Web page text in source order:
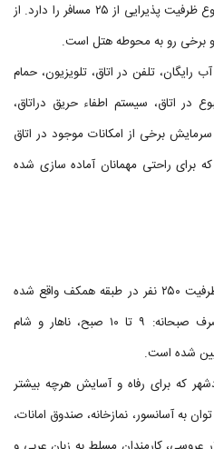
تقسیم بندی شده است. هتل در مجموع ظرفیت پذیرایی از ۲۵ مسافر را دارد. از
و برخی رو به محوطه هتل است.
رایگان، تلفن در اتاق، تلویزیون، حمام
در اتاق، سیستم اطفاء حریق دراتاق،
برخی از امکانات موجود در اتاق
برای راحتی مهمانان آماده سازی شده
رستوران هتل پوریا عجم آزادشهر با ظرفیت ۲۵۰ نفر در طبقه همکف واقع شده
است. ساعت کاری رستوران برای صرف صبحانه: ۹ تا ۱۰ صبح، ناهار و شام
که برای رفاه و آسایش هرچه بیشتر
به آسانسور، نمازخانه، صندوق امانات،